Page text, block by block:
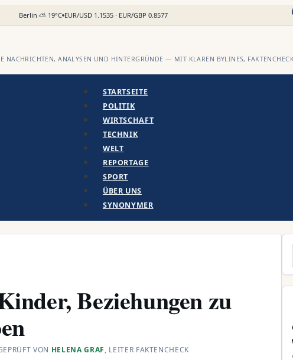
Berlin ⛅ 19°C EUR/USD 1.1535 · EUR/GBP 0.8577
NACHRICHTEN, ANALYSEN UND HINTERGRÜNDE — MIT KLAREN BYLINES,
STARTSEITE
POLITIK
WIRTSCHAFT
TECHNIK
WELT
REPORTAGE
SPORT
ÜBER UNS
SYNONYMER
Beziehungen zu
VON HELENA GRAF, LEITER FAKTENCHECK